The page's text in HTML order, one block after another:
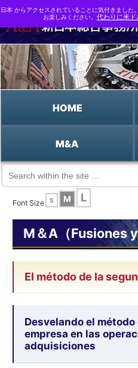
HOME
M&A
Español HOME
Font Size
S M L
M＆A（Fusiones
El método de la
Desvelando el
empresa en las
adquisiciones
日本 からアクセスされていることに気付きました
お楽しみください。 代わりに米ド